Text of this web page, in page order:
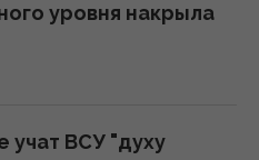
самый секретный
уровня накрыла
учат ВСУ "духу